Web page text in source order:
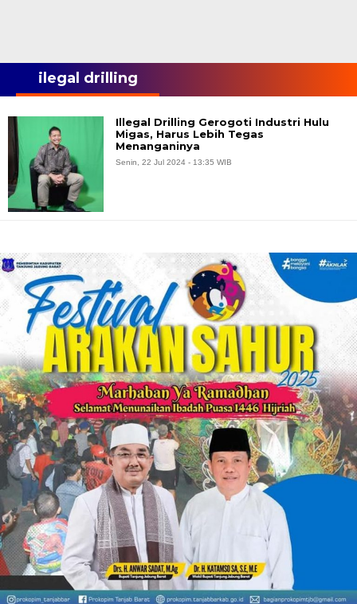
ilegal drilling
Illegal Drilling Gerogoti Industri Hulu
Migas, Harus Lebih Tegas
Menanganinya
Senin, 22 Jul 2024 - 13:35 WIB